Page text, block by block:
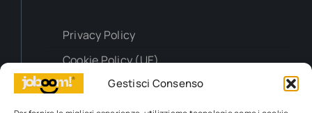
Gestisci Consenso
Privacy Policy
Cookie Policy (UE)
Contatti